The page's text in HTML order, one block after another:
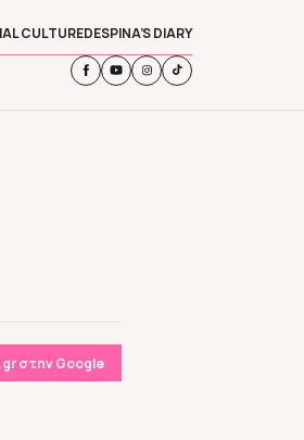
CULTUREDESPINA’S DIARY
στην Google